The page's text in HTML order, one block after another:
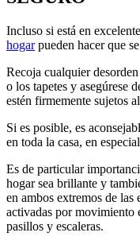
Incluso si está en
hogarpueden hacer que
Recoja cualquier
o los tapetes y asegúrese
estén firmemente sujetos
Si es posible, es
en toda la casa, en
Es de particular
hogar sea brillante y
en ambos extremos de las
activadas por movimiento
pasillos y escaleras.